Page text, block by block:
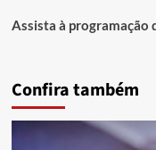
Assista à programação
Confira também